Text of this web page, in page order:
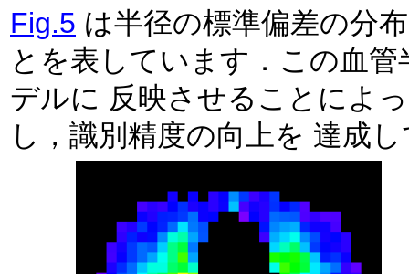
Fig.5 は半径の標準偏差の分布
とを表しています．この血
デルに 反映させることによって，より忠実な血管モデルを生成
し，識別精度